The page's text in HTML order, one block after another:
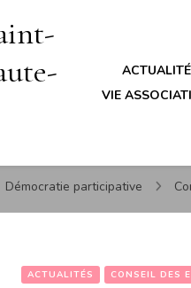
VIE
Démocratie participative
ACTUALITÉS CONSEIL DES